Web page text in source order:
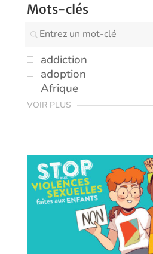
Mots-clés
addiction
adoption
Afrique
VOIR PLUS